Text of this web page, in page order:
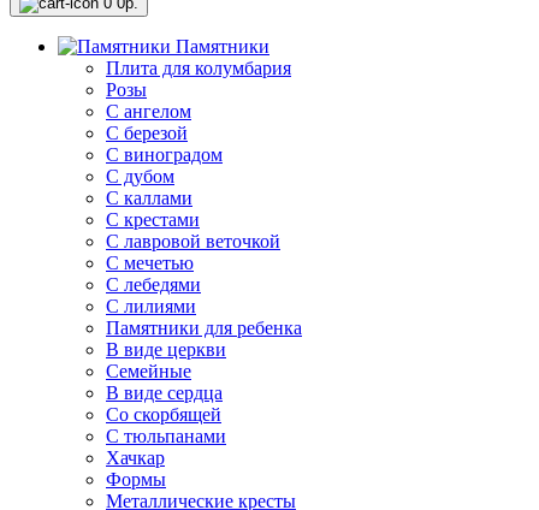
Памятники
Плита для колумбария
Розы
C ангелом
C березой
С виноградом
С дубом
С каллами
С крестами
С лавровой веточкой
С мечетью
C лебедями
С лилиями
Памятники для ребенка
В виде церкви
Семейные
В виде сердца
Со скорбящей
С тюльпанами
Хачкар
Формы
Металлические кресты